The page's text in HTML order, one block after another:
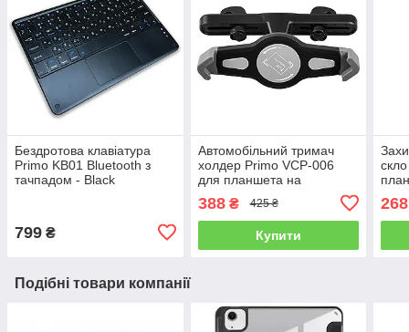
Бездротова клавіатура
Primo KB01 Bluetooth з
тачпадом - Black
799 ₴
Автомобільний тримач
холдер Primo VCP-006
для планшета на
388₴ 425 ₴
Купити
268
Подібні товари компанії